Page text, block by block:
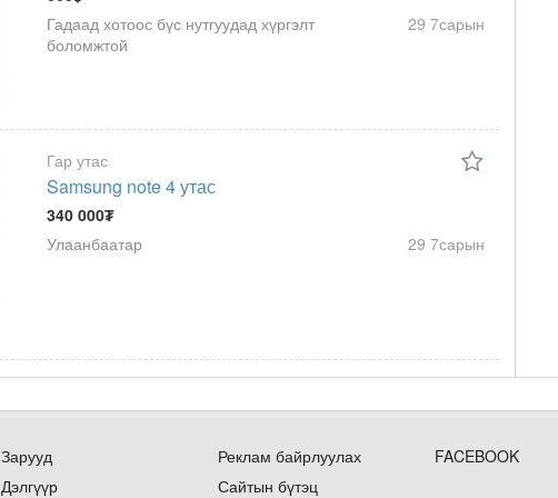
Гадаад хотоос бүс нутгуудад хүргэлт
боломжтой
29 7сарын
Гар утас
Samsung note 4 утас
340 000₮
Улаанбаатар
29 7сарын
Зарууд
Дэлгүүр
Реклам байрлуулах
Сайтын бүтэц
FACEBOOK